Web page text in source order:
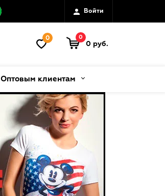
Войти
0 0
0 руб.
Оптовым клиентам